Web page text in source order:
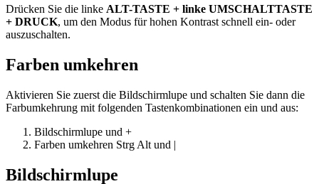
Drücken Sie die linke ALT-TASTE + linke UMSCHALTTASTE
+ DRUCK, um den Modus für hohen Kontrast schnell ein- oder
auszuschalten.
Farben umkehren
Aktivieren Sie zuerst die Bildschirmlupe und schalten Sie dann die
Farbumkehrung mit folgenden Tastenkombinationen ein und aus:
Bildschirmlupe und +
Farben umkehren Strg Alt und |
Bildschirmlupe